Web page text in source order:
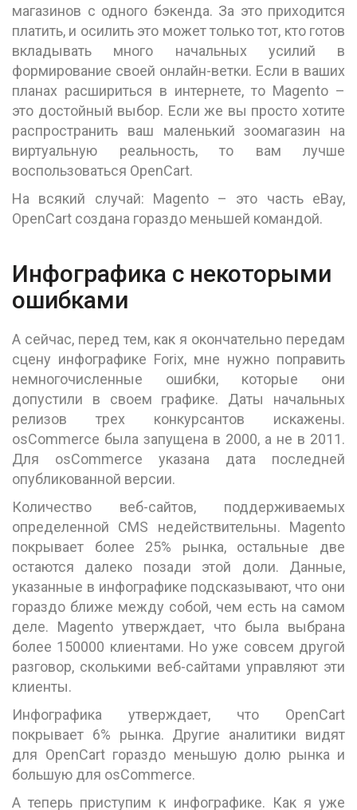
магазинов с одного бэкенда. За это приходится
платить, и осилить это может только тот, кто готов
вкладывать много начальных усилий в
формирование своей онлайн-ветки. Если в ваших
планах расшириться в интернете, то Magento –
это достойный выбор. Если же вы просто хотите
распространить ваш маленький зоомагазин на
виртуальную реальность, то вам лучше
воспользоваться OpenCart.
На всякий случай: Magento – это часть eBay,
OpenCart создана гораздо меньшей командой.
Инфографика с некоторыми
ошибками
А сейчас, перед тем, как я окончательно передам
сцену инфографике Forix, мне нужно поправить
немногочисленные ошибки, которые они
допустили в своем графике. Даты начальных
релизов трех конкурсантов искажены.
osCommerce была запущена в 2000, а не в 2011.
Для osCommerce указана дата последней
опубликованной версии.
Количество веб-сайтов, поддерживаемых
определенной CMS недействительны. Magento
покрывает более 25% рынка, остальные две
остаются далеко позади этой доли. Данные,
указанные в инфографике подсказывают, что они
гораздо ближе между собой, чем есть на самом
деле. Magento утверждает, что была выбрана
более 150000 клиентами. Но уже совсем другой
разговор, сколькими веб-сайтами управляют эти
клиенты.
Инфографика утверждает, что OpenCart
покрывает 6% рынка. Другие аналитики видят
для OpenCart гораздо меньшую долю рынка и
большую для osCommerce.
А теперь приступим к инфографике. Как я уже